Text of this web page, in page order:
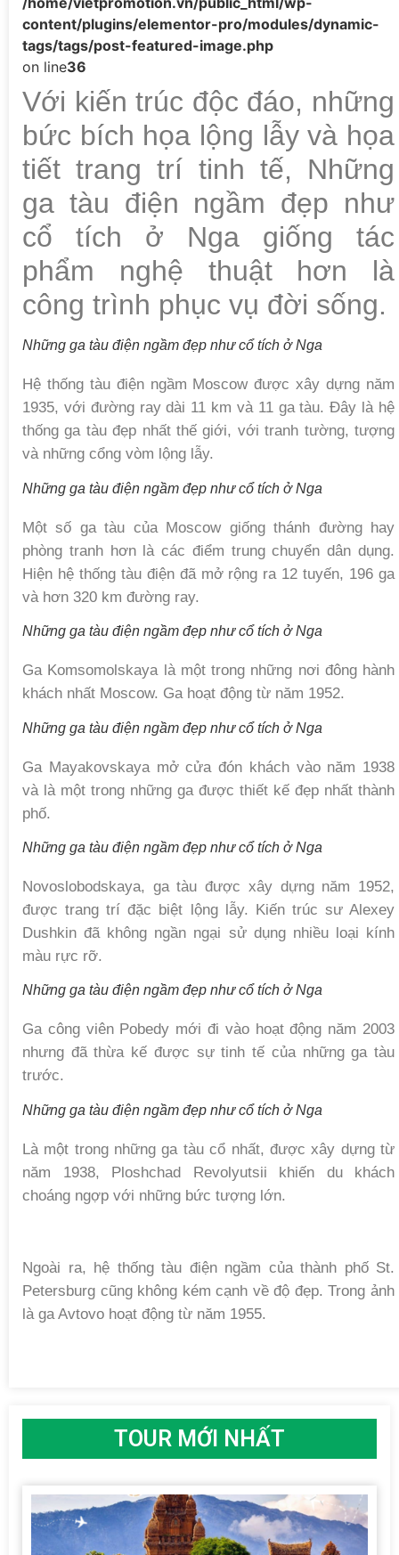
content/plugins/elementor-pro/modules/dynamic-
tags/tags/post-featured-image.php
on line36
Với kiến trúc độc đáo, những
bức bích họa lộng lẫy và họa
tiết trang trí tinh tế, Những
ga tàu điện ngầm đẹp như
cổ tích ở Nga giống tác
phẩm nghệ thuật hơn là
công trình phục vụ đời sống.
Những ga tàu điện ngầm đẹp như cổ tích ở Nga
Hệ thống tàu điện ngầm Moscow được xây dựng năm
1935, với đường ray dài 11 km và 11 ga tàu. Đây là hệ
thống ga tàu đẹp nhất thế giới, với tranh tường, tượng
và những cổng vòm lộng lẫy.
Những ga tàu điện ngầm đẹp như cổ tích ở Nga
Một số ga tàu của Moscow giống thánh đường hay
phòng tranh hơn là các điểm trung chuyển dân dụng.
Hiện hệ thống tàu điện đã mở rộng ra 12 tuyến, 196 ga
và hơn 320 km đường ray.
Những ga tàu điện ngầm đẹp như cổ tích ở Nga
Ga Komsomolskaya là một trong những nơi đông hành
khách nhất Moscow. Ga hoạt động từ năm 1952.
Những ga tàu điện ngầm đẹp như cổ tích ở Nga
Ga Mayakovskaya mở cửa đón khách vào năm 1938
và là một trong những ga được thiết kế đẹp nhất thành
phố.
Những ga tàu điện ngầm đẹp như cổ tích ở Nga
Novoslobodskaya, ga tàu được xây dựng năm 1952,
được trang trí đặc biệt lộng lẫy. Kiến trúc sư Alexey
Dushkin đã không ngần ngại sử dụng nhiều loại kính
màu rực rỡ.
Những ga tàu điện ngầm đẹp như cổ tích ở Nga
Ga công viên Pobedy mới đi vào hoạt động năm 2003
nhưng đã thừa kế được sự tinh tế của những ga tàu
trước.
Những ga tàu điện ngầm đẹp như cổ tích ở Nga
Là một trong những ga tàu cổ nhất, được xây dựng từ
năm 1938, Ploshchad Revolyutsii khiến du khách
choáng ngợp với những bức tượng lớn.
Ngoài ra, hệ thống tàu điện ngầm của thành phố St.
Petersburg cũng không kém cạnh về độ đẹp. Trong ảnh
là ga Avtovo hoạt động từ năm 1955.
TOUR MỚI NHẤT